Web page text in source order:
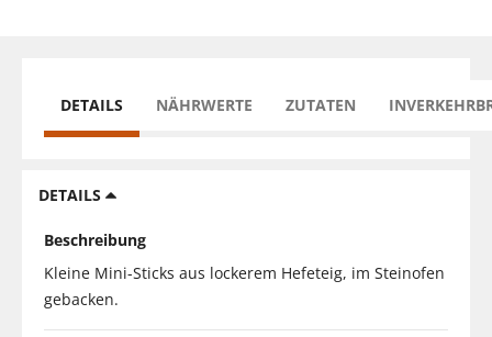
DETAILS NÄHRWERTE ZUTATEN
DETAILS
Beschreibung
Kleine Mini-Sticks aus lockerem Hefeteig, im Steinofen
gebacken.